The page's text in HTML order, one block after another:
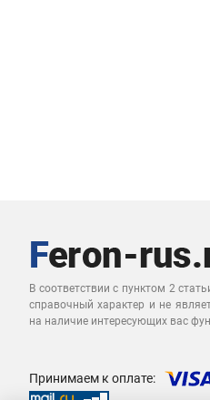
В соответствии с пунктом 2
справочный характер и не
на наличие интересующих вас
Принимаем к оплате: